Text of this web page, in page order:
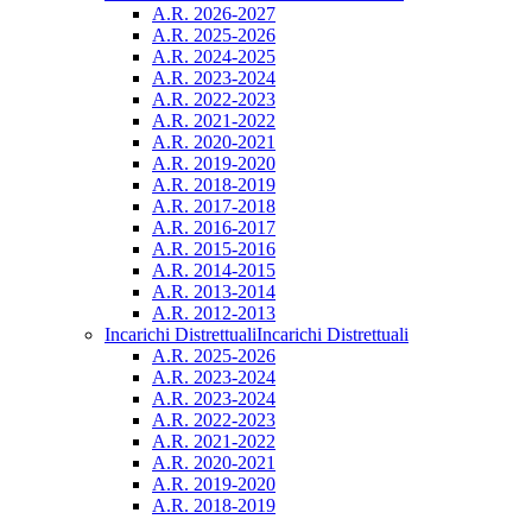
A.R. 2026-2027
A.R. 2025-2026
A.R. 2024-2025
A.R. 2023-2024
A.R. 2022-2023
A.R. 2021-2022
A.R. 2020-2021
A.R. 2019-2020
A.R. 2018-2019
A.R. 2017-2018
A.R. 2016-2017
A.R. 2015-2016
A.R. 2014-2015
A.R. 2013-2014
A.R. 2012-2013
Incarichi DistrettualiIncarichi Distrettuali
A.R. 2025-2026
A.R. 2023-2024
A.R. 2023-2024
A.R. 2022-2023
A.R. 2021-2022
A.R. 2020-2021
A.R. 2019-2020
A.R. 2018-2019